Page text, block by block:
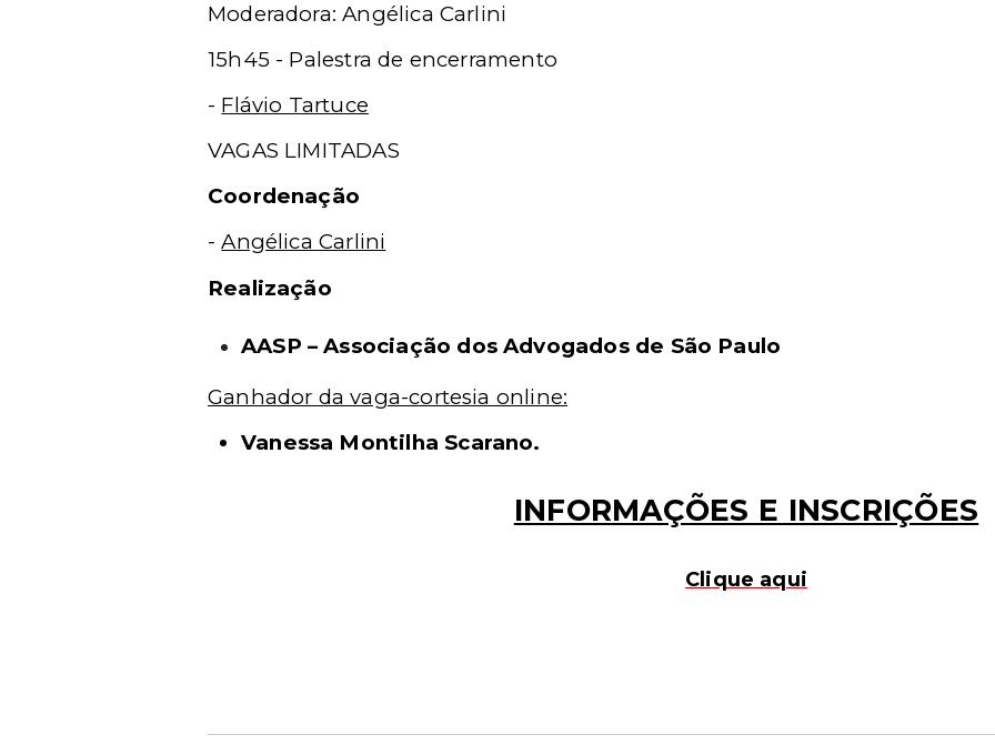
Moderadora: Angélica Carlini
15h45 - Palestra de encerramento
- Flávio Tartuce
VAGAS LIMITADAS
Coordenação
-Angélica Carlini
Realização
AASP – Associação dos Advogados de São Paulo
Ganhador da vaga-cortesia online:
Vanessa Montilha Scarano.
INFORMAÇÕES E INSCRIÇÕES
Clique aqui